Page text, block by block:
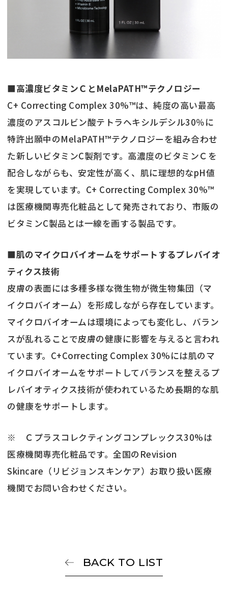
■高濃度ビタミンＣとMelaPATH™テクノロジー
C+ Correcting Complex 30%™は、純度の高い最高
濃度のアスコルビン酸テトラヘキシルデシル30％に
特許出願中のMelaPATH™テクノロジーを組み合わせ
た新しいビタミンC製剤です。高濃度のビタミンＣを
配合しながらも、安定性が高く、肌に理想的なpH値
を実現しています。C+ Correcting Complex 30%™
は医療機関専売化粧品として発売されており、市販の
ビタミンC製品とは一線を画する製品です。
■肌のマイクロバイオームをサポートするプレバイオ
ティクス技術
皮膚の表面には多種多様な微生物が微生物集団（マ
イクロバイオーム）を形成しながら存在しています。
マイクロバイオームは環境によっても変化し、バラン
スが乱れることで皮膚の健康に影響を与えると言われ
ています。C+Correcting Complex 30%には肌のマ
イクロバイオームをサポートしてバランスを整えるプ
レバイオティクス技術が使われているため長期的な肌
の健康をサポートします。
※ Ｃプラスコレクティングコンプレックス30%は
医療機関専売化粧品です。全国のRevision
Skincare（リビジョンスキンケア）お取り扱い医療
機関でお問い合わせください。
BACK TO LIST